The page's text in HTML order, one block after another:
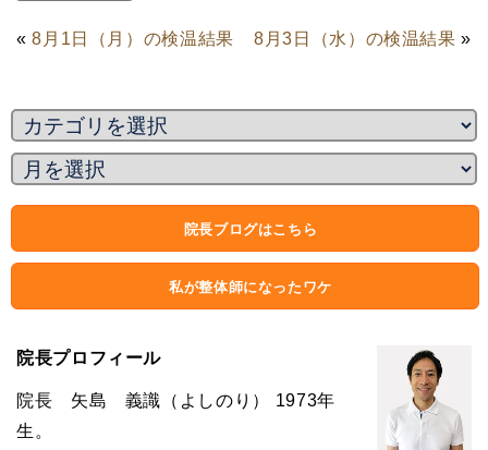
«8月1日（月）の検温結果 8月3日（水）の検温結果 »
院長ブログはこちら
私が整体師になったワケ
院長プロフィール
院長 矢島 義識（よしのり） 1973年
生。